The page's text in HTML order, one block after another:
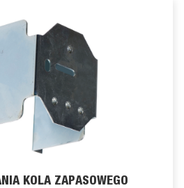
KOLA ZAPASOWEGO